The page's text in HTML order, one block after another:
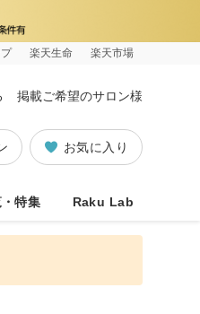
楽天生命 楽天市場
掲載ご希望のサロン様
お気に入り
特集 Raku Lab